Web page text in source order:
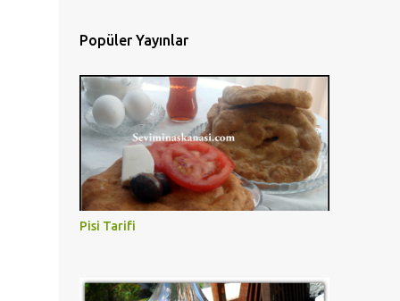
Popüler Yayınlar
Pisi Tarifi